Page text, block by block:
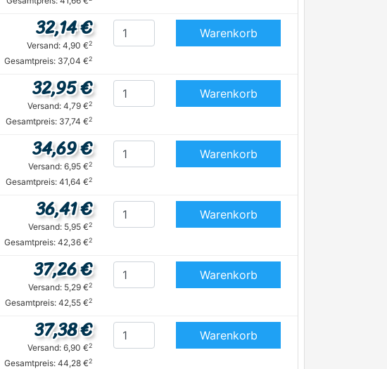
32,14 €
Versand: 4,90 €2
Gesamtpreis: 37,04 €2
Warenkorb
32,95 €
Versand: 4,79 €2
Gesamtpreis: 37,74 €2
Warenkorb
34,69 €
Versand: 6,95 €2
Gesamtpreis: 41,64 €2
Warenkorb
36,41 €
Versand: 5,95 €2
Gesamtpreis: 42,36 €2
Warenkorb
37,26 €
Versand: 5,29 €2
Gesamtpreis: 42,55 €2
Warenkorb
37,38 €
Versand: 6,90 €2
Gesamtpreis: 44,28 €2
Warenkorb